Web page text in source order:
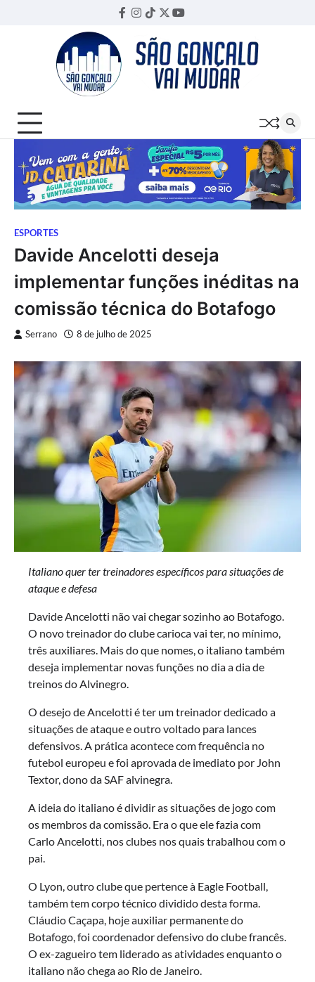
Facebook
Instagram
TikTok
TwitterYouTube
ESPORTES
Davide Ancelotti deseja
implementar funções inéditas na
comissão técnica do Botafogo
Serrano 8 de julho de 2025
Italiano quer ter treinadores específicos para situações de
ataque e defesa
Davide Ancelotti não vai chegar sozinho ao Botafogo.
O novo treinador do clube carioca vai ter, no mínimo,
três auxiliares. Mais do que nomes, o italiano também
deseja implementar novas funções no dia a dia de
treinos do Alvinegro.
O desejo de Ancelotti é ter um treinador dedicado a
situações de ataque e outro voltado para lances
defensivos. A prática acontece com frequência no
futebol europeu e foi aprovada de imediato por John
Textor, dono da SAF alvinegra.
A ideia do italiano é dividir as situações de jogo com
os membros da comissão. Era o que ele fazia com
Carlo Ancelotti, nos clubes nos quais trabalhou com o
pai.
O Lyon, outro clube que pertence à Eagle Football,
também tem corpo técnico dividido desta forma.
Cláudio Caçapa, hoje auxiliar permanente do
Botafogo, foi coordenador defensivo do clube francês.
O ex-zagueiro tem liderado as atividades enquanto o
italiano não chega ao Rio de Janeiro.